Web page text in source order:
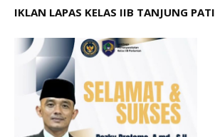
IKLAN LAPAS KELAS IIB TANJUNG PATI